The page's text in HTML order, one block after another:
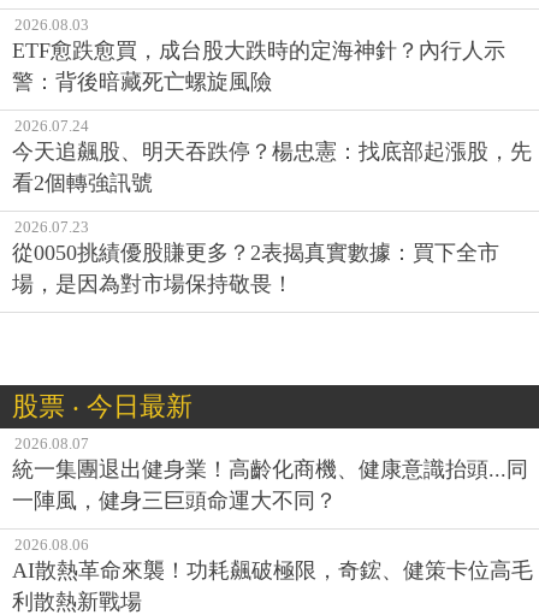
2026.08.03
ETF愈跌愈買，成台股大跌時的定海神針？內行人示
警：背後暗藏死亡螺旋風險
2026.07.24
今天追飆股、明天吞跌停？楊忠憲：找底部起漲股，先
看2個轉強訊號
2026.07.23
從0050挑績優股賺更多？2表揭真實數據：買下全市
場，是因為對市場保持敬畏！
股票 ‧ 今日最新
2026.08.07
統一集團退出健身業！高齡化商機、健康意識抬頭...同
一陣風，健身三巨頭命運大不同？
2026.08.06
AI散熱革命來襲！功耗飆破極限，奇鋐、健策卡位高毛
利散熱新戰場